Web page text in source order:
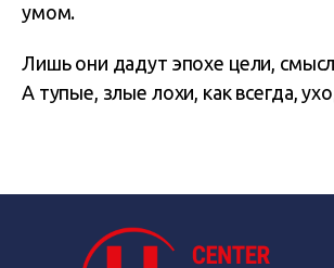
умом.
Лишь они дадут эпохе цели,
А тупые, злые лохи, как всегда,